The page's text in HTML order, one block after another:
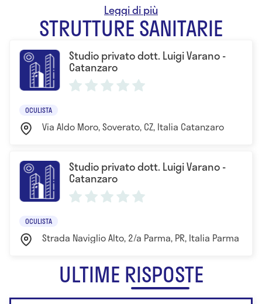
melanoma uveale. Ho inoltre frequentato il reparto
di oculistica del policlinico S. Orsola-Malpighi di
Bologna. Mi sono specializzato in Oftalmologia con
Lode presso l'Università degli Studi di Catanzaro nel
2009. Durante la scuola di specializzazione ho
frequentato per circa un anno il reparto di
oculistica del policlinico di Parma dove ho
approfondito lo studio del glaucoma. Ho ottenuto
un Master di secondo livello dal titolo "Glaucoma:
Pisa nel 2011. Ho acquisito il titolo di Dottore di
Ricerca presso l'Università degli Studi di Catanzaro
nel 2013.
STRUTTURE SANITARIE
Studio privato dott. Luigi Varano -
Catanzaro
OCULISTA
Via Aldo Moro, Soverato, CZ, Italia Catanzaro
Studio privato dott. Luigi Varano -
Catanzaro
OCULISTA
Strada Naviglio Alto, 2/a Parma, PR, Italia Parma
ULTIME RISPOSTE